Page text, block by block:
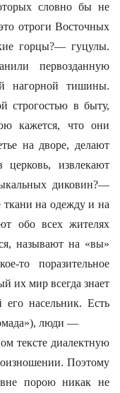
словно бы не
отроги Восточных
горцы?— гуцулы.
первозданную
нагорной тишины.
строгостью в быту,
кажется, что они
на дворе, делают
церковь, извлекают
диковин?—
на одежду и на
обо всех жителях
называют на «вы»
то поразительное
их мир всегда знает
насельник. Есть
люди —
тексте диалектную
Поэтому
порою никак не